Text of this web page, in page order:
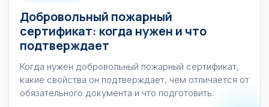
Добровольный пожарный
сертификат: когда нужен и что
подтверждает
Когда нужен добровольный пожарный сертификат,
какие свойства он подтверждает, чем отличается от
обязательного документа и что подготовить.